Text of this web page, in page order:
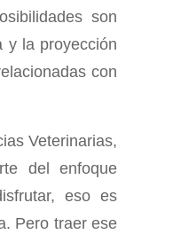
son
y la proyección
con
Veterinarias,
del enfoque
eso es
Pero traer ese